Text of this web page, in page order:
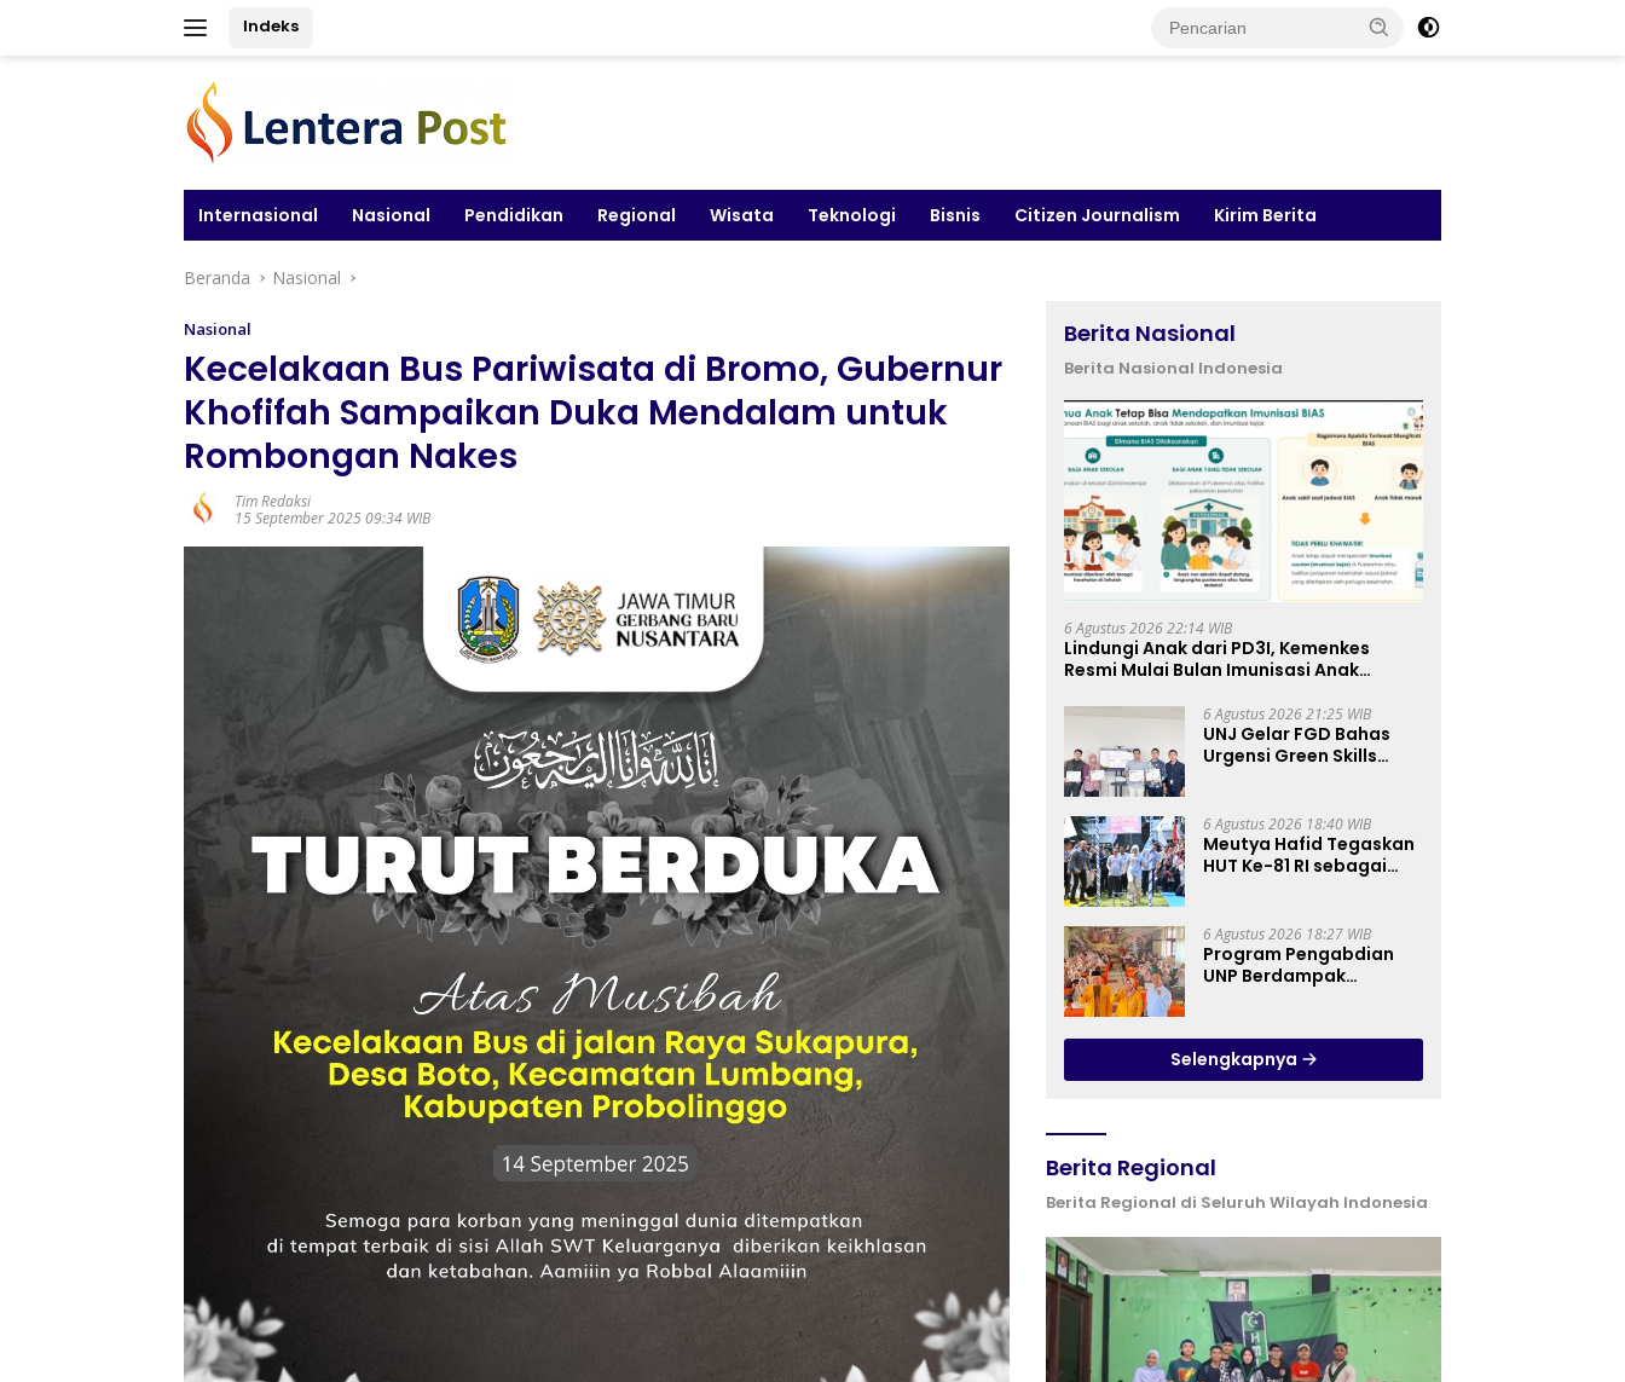
Indeks
Internasional Nasional Pendidikan Regional Wisata Teknologi Bisnis Citizen Journalism Kirim Berita
Beranda Nasional
Nasional
Kecelakaan Bus Pariwisata di Bromo, Gubernur
Khofifah Sampaikan Duka Mendalam untuk
Rombongan Nakes
Tim Redaksi
15 September 2025 09:34 WIB
Berita Nasional
Berita Nasional Indonesia
6 Agustus 2026 22:14 WIB
Lindungi Anak dari PD3I, Kemenkes
Resmi Mulai Bulan Imunisasi Anak
6 Agustus 2026 21:25 WIB
UNJ Gelar FGD Bahas
Urgensi Green Skills
Kurikulum SMK
Pariwisata, Perhotelan,
dan UPW
6 Agustus 2026 18:40 WIB
Meutya Hafid Tegaskan
HUT Ke-81 RI sebagai
Kuat di Kemkomdigi
6 Agustus 2026 18:27 WIB
Program Pengabdian
UNP Berdampak
Digital Pedagogy
Selengkapnya
Berita Regional
Berita Regional di Seluruh Wilayah Indonesia